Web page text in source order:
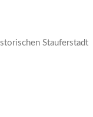
Stauferstadt